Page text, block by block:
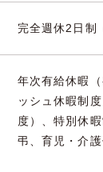
完全週休2日制
年次有給休暇
ッシュ休暇制
度）、特別休
弔、育児・介護